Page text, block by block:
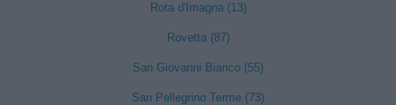
Rota d'Imagna (13)
Rovetta (87)
San Giovanni Bianco (55)
San Pellegrino Terme (73)